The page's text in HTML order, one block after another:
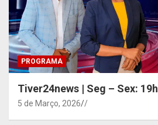
PROGRAMA
Tiver24news | Seg – Sex: 19h
5 de Março, 2026 /